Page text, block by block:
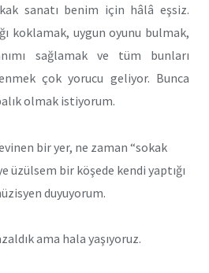
sanatı benim için hâlâ eşsiz.
koklamak, uygun oyunu bulmak,
sağlamak ve tüm bunları
çok yorucu geliyor. Bunca
olmak istiyorum.
bir yer, ne zaman “sokak
üzülsem bir köşede kendi yaptığı
duyuyorum.
ama hala yaşıyoruz.